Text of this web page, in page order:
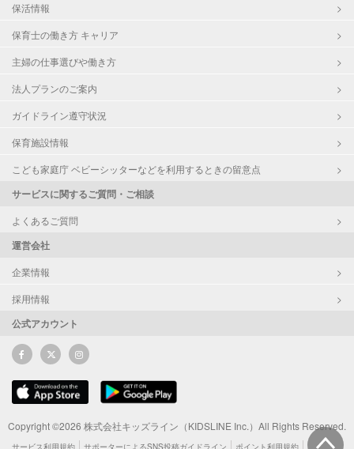
保活情報
保育士の働き方 キャリア
主婦の仕事選びや働き方
法人プランのご案内
ガイドライン遵守状況
保育施設情報
こども家庭庁 ベビーシッターなどを利用するときの留意点
サービスに関するご質問・ご相談
よくあるご質問
運営会社
企業情報
採用情報
公式アカウント
Copyright ©2026 株式会社キッズライン（KIDSLINE Inc.）All Rights Reserved.